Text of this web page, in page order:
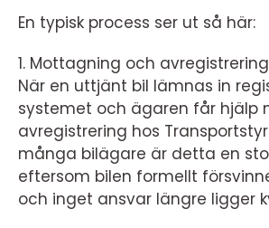
En typisk process ser ut så här:
1. Mottagning och avregistrering
När en uttjänt bil lämnas in
systemet och ägaren får hjälp
avregistrering hos
många bilägare är detta en
eftersom bilen formellt
och inget ansvar längre ligger